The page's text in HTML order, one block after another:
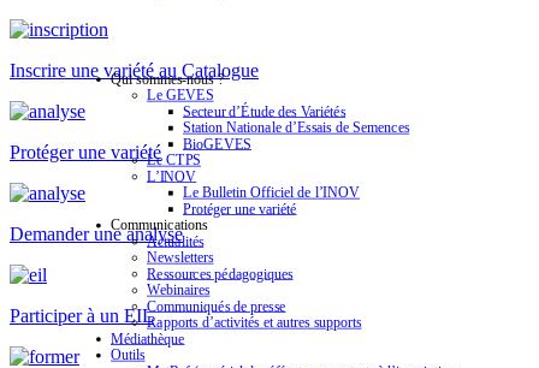
Inscrire une variété au Catalogue
Protéger une variété
Demander une analyse
Participer à un EIL
Qui sommes-nous ?
Le GEVES
Secteur d’Étude des Variétés
Station Nationale d’Essais de Semences
BioGEVES
Le CTPS
L’INOV
Le Bulletin Officiel de l’INOV
Protéger une variété
Communications
Actualités
Newsletters
Ressources pédagogiques
Webinaires
Communiqués de presse
Rapports d’activités et autres supports
Médiathèque
Outils